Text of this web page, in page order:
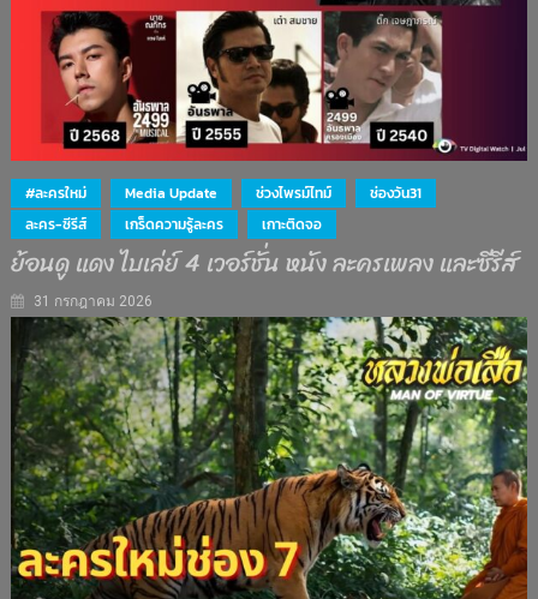
#ละครใหม่ Media Update ช่วงไพรม์ไทม์
ช่องวัน31
ละคร-ซีรีส์
เกร็ดความรู้ละคร เกาะติดจอ
ย้อนดู แดง ไบเล่ย์ 4 เวอร์ชั่น หนัง ละครเพลง และซีรีส์
31 กรกฎาคม 2026